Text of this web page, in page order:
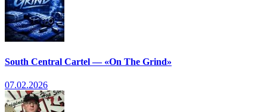
South Central Cartel — «On The Grind»
07.02.2026